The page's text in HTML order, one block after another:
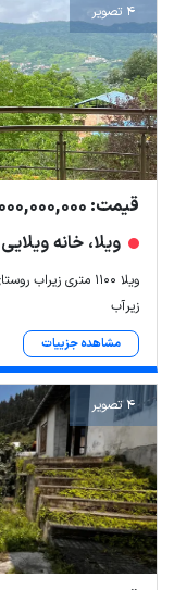
4 تصویر
قیمت: 45,000,000,000 تومان
ویلا، خانه
ویلا ۱۱۰۰ متری زیراب روستای اتو
زیرآب
مشاهده جزییات
4 تصویر